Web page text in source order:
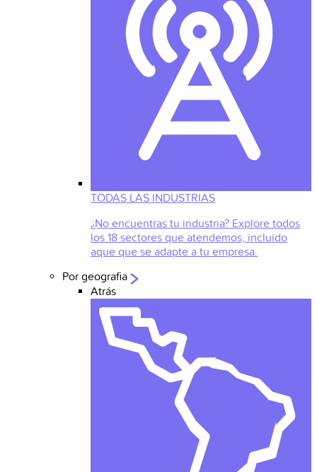
TODAS LAS INDUSTRIAS
¿No encuentras tu industria? Explore todos
los 18 sectores que atendemos, incluido
aque que se adapte a tu empresa.
Por geografia
Atrás